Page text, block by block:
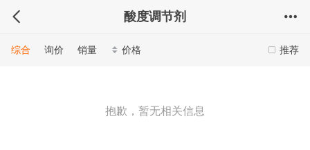
酸度调节剂
推荐
综合 询价 销量 价格
抱歉，暂无相关信息